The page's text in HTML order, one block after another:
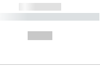
------------
----------- ----------